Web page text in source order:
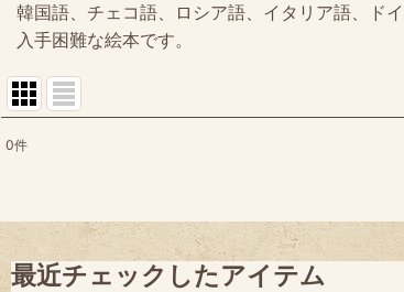
韓国語、チェコ語、ロシア語、イタリア語、ド
入手困難な絵本です。
並び順:
0件
最近チェックしたアイテム